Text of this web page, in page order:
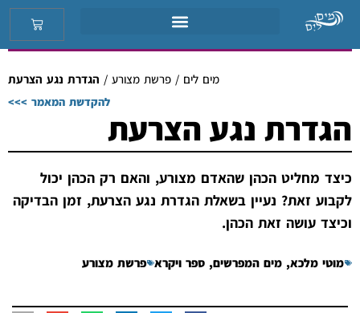
מים לים / פרשת מצורע / הגדרת נגע הצרעת
להקדשת המאמר >>>
הגדרת נגע הצרעת
כיצד מחליט הכהן שהאדם מצורע, והאם רק הכהן יכול
לקבוע זאת? נעיין בשאלת הגדרת נגע הצרעת, זמן הבדיקה
וכיצד עושה זאת הכהן.
מוטי מלכא, מים המפרשים, ספר ויקרא פרשת מצורע